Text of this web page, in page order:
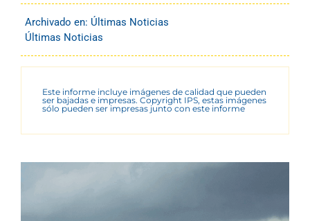
Archivado en: Últimas Noticias
Últimas Noticias
Este informe incluye imágenes de calidad que pueden
ser bajadas e impresas. Copyright IPS, estas imágenes
sólo pueden ser impresas junto con este informe